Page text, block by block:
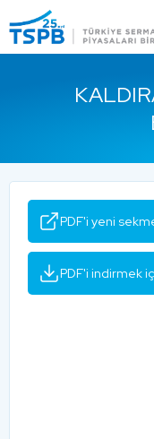
Close
PDF'i yeni
PDF'i indirmek